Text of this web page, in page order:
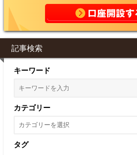
記事検索
キーワード
カテゴリー
タグ